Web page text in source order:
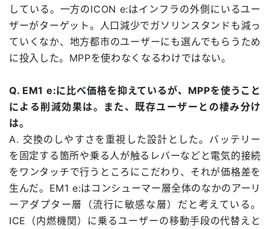
している。一方のICON e:はインフラの外側にいるユー
ザーがターゲット。人口減少でガソリンスタンドも減っ
ていくなか、地方都市のユーザーにも選んでもらうため
に投入した。MPPを使わなくなるわけではない。
Q. EM1 e:に比べ価格を抑えているが、MPPを使うこと
による削減効果は。また、既存ユーザーとの棲み分け
は。
A. 交換のしやすさを重視した設計とした。バッテリー
を固定する箇所や乗る人が触るレバーなどと電気的接続
をワンタッチで行うところにこだわり、それが価格差を
生んだ。EM1 e:はコンシューマー層全体のなかのアーリ
ーアダプター層（流行に敏感な層）だと考えている。
ICE（内燃機関）に乗るユーザーの移動手段の代替えと